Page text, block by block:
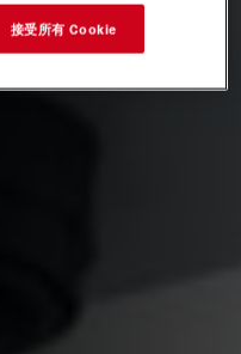
接受所有 Cookie